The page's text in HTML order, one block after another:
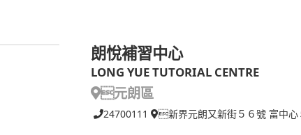
朗悅補習中心
LONG YUE TUTORIAL CENTRE
元朗區
24700111 新界元朗又新街５６號 富中心